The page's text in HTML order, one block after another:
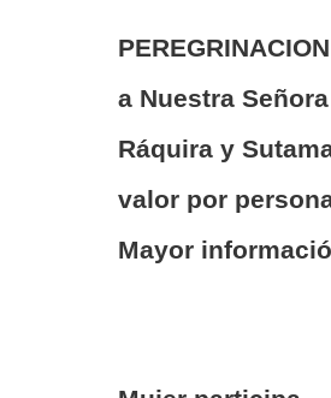
a Nuestra
Ráquira y
valor por
Mayor